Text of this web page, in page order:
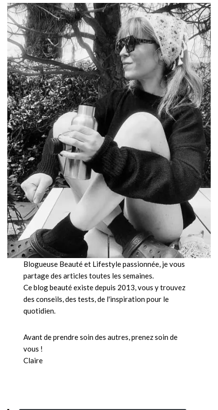
Blogueuse Beauté et Lifestyle passionnée, je vous
partage des articles toutes les semaines.
Ce blog beauté existe depuis 2013, vous y trouvez
des conseils, des tests, de l'inspiration pour le
quotidien.
Avant de prendre soin des autres, prenez soin de
vous !
Claire